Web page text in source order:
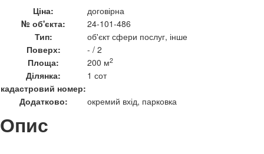
Ціна:
договірна
№ об'єкта:
24-101-486
Тип:
об'єкт сфери послуг, інше
Поверх:
- / 2
Площа:
200 м2
Ділянка:
1 сот
кадастровий номер:
Додатково:
окремий вхід, парковка
Опис